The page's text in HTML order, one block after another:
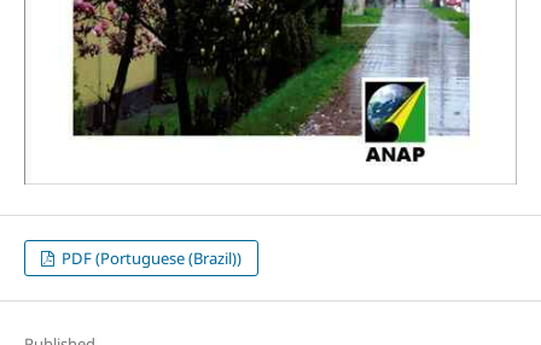
PDF (Portuguese (Brazil))